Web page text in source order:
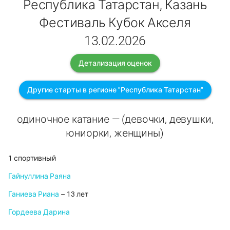
Республика Татарстан, Казань
Фестиваль Кубок Акселя
13.02.2026
Детализация оценок
Другие старты в регионе "Республика Татарстан"
одиночное катание — (девочки, девушки,
юниорки, женщины)
1 спортивный
Гайнуллина Раяна
Ганиева Риана – 13 лет
Гордеева Дарина